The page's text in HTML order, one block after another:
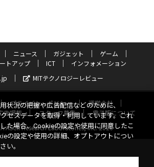
ニュース ガジェット
ゲーム
トアップ ICT
インフォメーション
MITテクノロジーレビュー
プライバシーポリシー
運営会社
告掲載 スタッフ募集
電子版について
ASCII Research Laboratories, Inc. 2026
状況の把握や広告配信などのために、
セスデータを取得・利用しています。これ
た場合、Cookieの設定や使用に同意したこ
の設定や使用の詳細、オプトアウトについ
い。